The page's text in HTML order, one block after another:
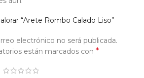
“Arete Rombo Calado Liso”
electrónico no será publicada.
están marcados con *